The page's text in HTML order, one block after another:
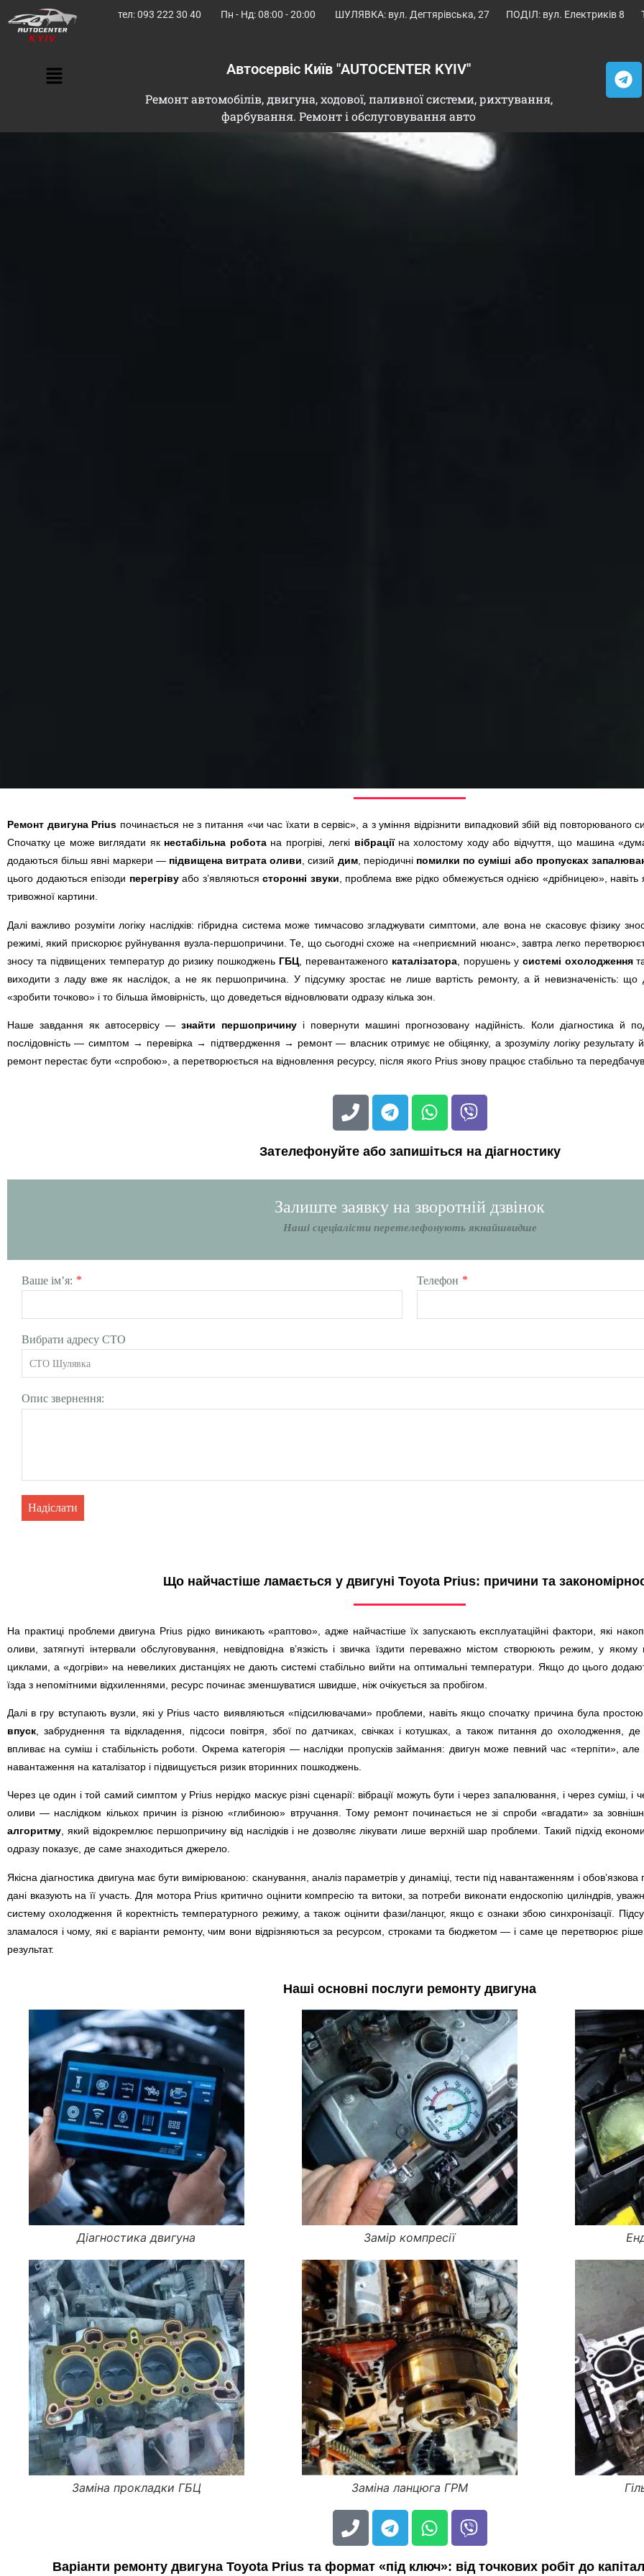
тел: 093 222 30 40 Пн - Нд: 08:00 - 20:00 ШУЛЯВКА: вул. Дегтярівська, 27 ПОДІЛ: вул. Електриків 8
Автосервіс Київ "AUTOCENTER KYIV"
Ремонт автомобілів, двигуна, ходової, паливної системи, рихтування,
фарбування. Ремонт і обслуговування авто
Ремонт двигуна Prius починається не з питання «чи час їхати в сервіс», а з уміння відрізнити випадковий збій від повторюваного
Спочатку це може виглядати як нестабільна роботана прогріві, легкі вібраціїна холостому ходу або відчуття, що машина
додаються більш явні маркери — підвищена витрата оливи, сизий дим, періодичні помилки по суміші або пропусках
цього додаються епізоди перегрівуабо з’являються сторонні звуки, проблема вже рідко обмежується однією «дрібницею»,
тривожної картини.
Далі важливо розуміти логіку наслідків: гібридна система може тимчасово згладжувати симптоми, але вона не скасовує фізику
режимі, який прискорює руйнування вузла-першопричини. Те, що сьогодні схоже на «неприємний нюанс», завтра легко
зносу та підвищених температур до ризику пошкоджень ГБЦ , перевантаженого каталізатора , порушень у системі охолодження
виходити з ладу вже як наслідок, а не як першопричина. У підсумку зростає не лише вартість ремонту, а й невизначеність: що
«зробити точково» і то більша ймовірність, що доведеться відновлювати одразу кілька зон.
Наше завдання як автосервісу — знайти першопричину і повернути машині прогнозовану надійність. Коли діагностика й
послідовність — симптом → перевірка → підтвердження → ремонт — власник отримує не обіцянку, а зрозумілу логіку результату
ремонт перестає бути «спробою», а перетворюється на відновлення ресурсу, після якого Prius знову працює стабільно та
Зателефонуйте або запишіться на діагностику
Залиште заявку на зворотній дзвінок
Наші сцеціалісти перетелефонують якнайшвидше
Ваше ім’я: * Телефон *
Вибрати адресу СТО
Опис звернення:
Надіслати
Що найчастіше ламається у двигуні Toyota Prius: причини та
На практиці проблеми двигуна Prius рідко виникають «раптово», адже найчастіше їх запускають експлуатаційні фактори, які
оливи, затягнуті інтервали обслуговування, невідповідна в’язкість і звичка їздити переважно містом створюють режим, у
циклами, а «догріви» на невеликих дистанціях не дають системі стабільно вийти на оптимальні температури. Якщо до цього
їзда з непомітними відхиленнями, ресурс починає зменшуватися швидше, ніж очікується за пробігом.
Далі в гру вступають вузли, які у Prius часто виявляються «підсилювачами» проблеми, навіть якщо спочатку причина була
впуск , забруднення та відкладення, підсоси повітря, збої по датчиках, свічках і котушках, а також питання до охолодження,
впливає на суміш і стабільність роботи. Окрема категорія — наслідки пропусків займання: двигун може певний час «терпіти», але
навантаження на каталізатор і підвищується ризик вторинних пошкоджень.
Через це один і той самий симптом у Prius нерідко маскує різні сценарії: вібрації можуть бути і через запалювання, і через суміш, і
оливи — наслідком кількох причин із різною «глибиною» втручання. Тому ремонт починається не зі спроби «вгадати» за
алгоритму, який відокремлює першопричину від наслідків і не дозволяє лікувати лише верхній шар проблеми. Такий підхід
одразу показує, де саме знаходиться джерело.
Якісна діагностика двигуна має бути вимірюваною: сканування, аналіз параметрів у динаміці, тести під навантаженням і
дані вказують на її участь. Для мотора Prius критично оцінити компресію та витоки, за потреби виконати ендоскопію циліндрів,
систему охолодження й коректність температурного режиму, а також оцінити фази/ланцюг, якщо є ознаки збою синхронізації.
зламалося і чому, які є варіанти ремонту, чим вони відрізняються за ресурсом, строками та бюджетом — і саме це перетворює
результат.
Наші основні послуги ремонту двигуна
Діагностика двигуна Замір компресії
Заміна прокладки ГБЦ Заміна ланцюга ГРМ
Варіанти ремонту двигуна Toyota Prius та формат «під ключ»: від точкових робіт до